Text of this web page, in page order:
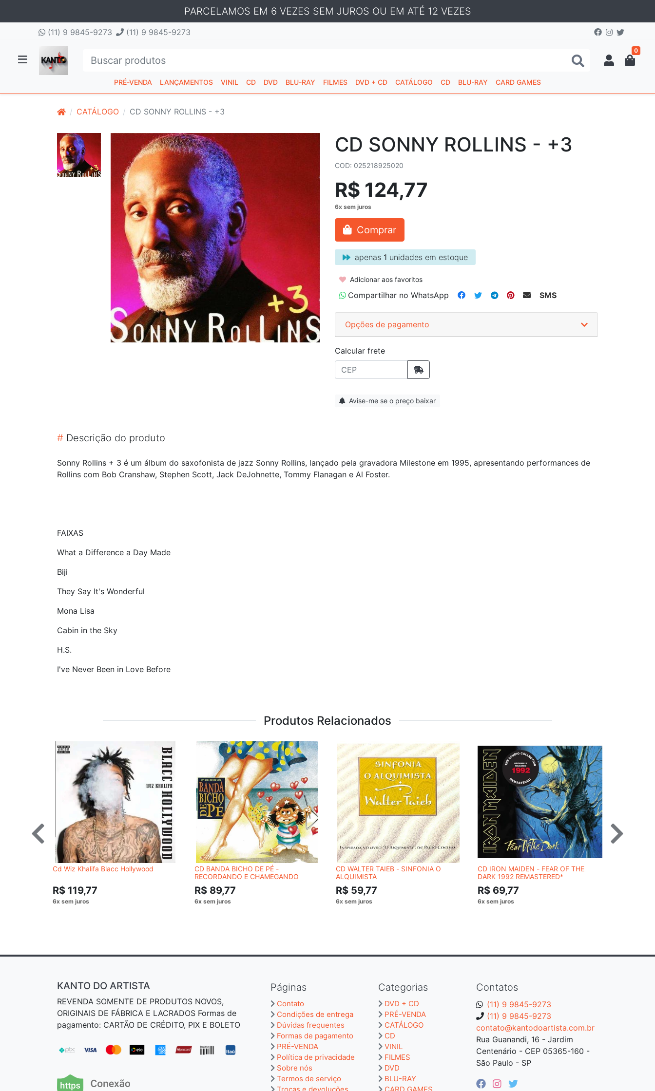
PARCELAMOS EM 6 VEZES SEM JUROS OU EM ATÉ 12 VEZES
(11) 9 9845-9273 (11) 9 9845-9273
0
PRÉ-VENDA LANÇAMENTOS VINIL CD DVD BLU-RAY FILMES DVD + CD CATÁLOGO CD BLU-RAY CARD GAMES
CATÁLOGO CD SONNY ROLLINS - +3
CD SONNY ROLLINS - +3
COD: 025218925020
R$ 124,77
Comprar
apenas 1 unidades em estoque
Adicionar aos favoritos
Compartilhar no WhatsApp SMS
Opções de pagamento
Calcular frete
Avise-me se o preço baixar
# Descrição do produto
Sonny Rollins + 3 é um álbum do saxofonista de jazz Sonny Rollins, lançado pela gravadora Milestone em 1995, apresentando performances de
Rollins com Bob Cranshaw, Stephen Scott, Jack DeJohnette, Tommy Flanagan e Al Foster.
FAIXAS
What a Difference a Day Made
Biji
They Say It's Wonderful
Mona Lisa
Cabin in the Sky
H.S.
I've Never Been in Love Before
Produtos Relacionados
Cd Wiz Khalifa Blacc Hollywood
R$ 119,77
CD BANDA BICHO DE PÉ -
RECORDANDO E CHAMEGANDO
R$ 89,77
CD WALTER TAIEB - SINFONIA O
ALQUIMISTA
R$ 59,77
CD IRON MAIDEN - FEAR OF THE
DARK 1992 REMASTERED*
R$ 69,77
Contatos
(11) 9 9845-9273
(11) 9 9845-9273
contato@kantodoartista.com.br
Rua Guanandi, 16 - Jardim
Centenário - CEP 05365-160 -
São Paulo - SP
Páginas
Contato
Condições de entrega
Dúvidas frequentes
Formas de pagamento
PRÉ-VENDA
Política de privacidade
Sobre nós
Termos de serviço
Trocas e devoluções
Categorias
DVD + CD
PRÉ-VENDA
CATÁLOGO
CD
VINIL
FILMES
DVD
BLU-RAY
CARD GAMES
KANTO DO ARTISTA
REVENDA SOMENTE DE PRODUTOS NOVOS,
ORIGINAIS DE FÁBRICA E LACRADOS Formas de
pagamento: CARTÃO DE CRÉDITO, PIX E BOLETO